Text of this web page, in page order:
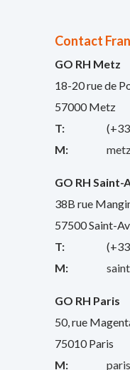
Contact
GO RH Metz
18-20 rue de
57000 Metz
T:
M:
GO RH Saint-
38B rue
57500 Saint-
T:
M:
GO RH Paris
50, rue
75010 Paris
M: